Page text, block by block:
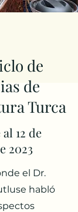
12 de
2023
el Dr.
se habló
de
de
Turca